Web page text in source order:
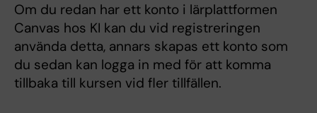
Om du redan har ett konto i lärplattformen
Canvas hos KI kan du vid registreringen
använda detta, annars skapas ett konto som
du sedan kan logga in med för att komma
tillbaka till kursen vid fler tillfällen.